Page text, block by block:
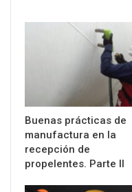
Buenas prácticas de
manufactura en la
recepción de
propelentes. Parte II